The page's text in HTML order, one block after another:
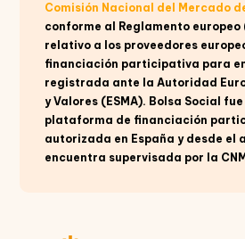
Comisión Nacional del Mercado
conforme al Reglamento europeo
relativo a los proveedores
financiación participativa para
registrada ante la Autoridad
y Valores (ESMA). Bolsa Social
plataforma de financiación
autorizada en España y desde el
encuentra supervisada por la